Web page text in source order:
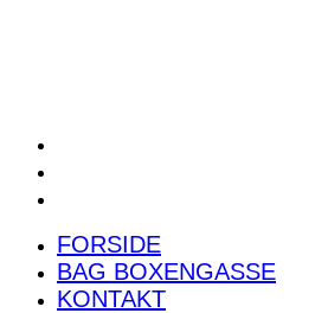
FORSIDE
BAG BOXENGASSE
KONTAKT